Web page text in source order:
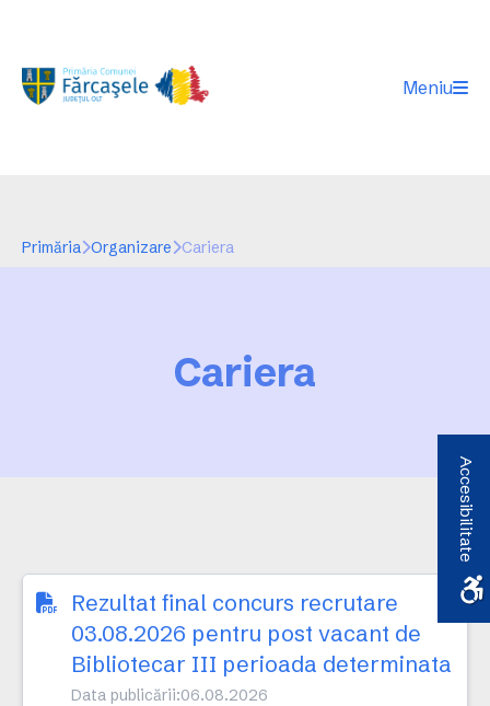
Meniu
Primăria Organizare Cariera
Cariera
Rezultat final concurs recrutare
03.08.2026 pentru post vacant de
Bibliotecar III perioada determinata
Data publicării:06.08.2026
Accesibilitate